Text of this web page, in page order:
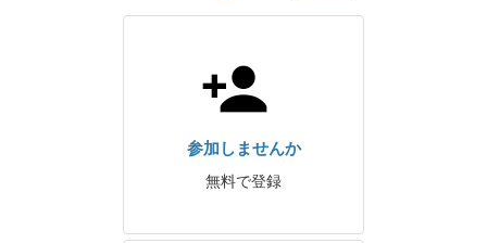
参加しませんか
無料で登録